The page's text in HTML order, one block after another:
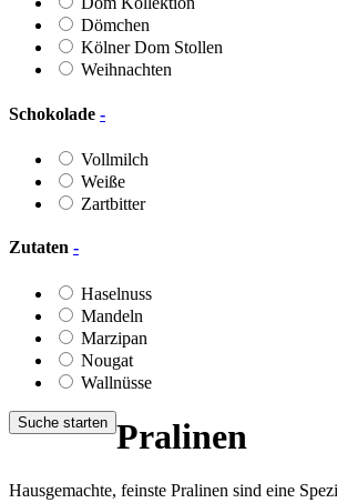
Dömchen
Kölner Dom Stollen
Weihnachten
Schokolade -
Vollmilch
Weiße
Zartbitter
Zutaten -
Haselnuss
Mandeln
Marzipan
Nougat
Wallnüsse
Suche starten Pralinen
Hausgemachte, feinste Pralinen sind eine